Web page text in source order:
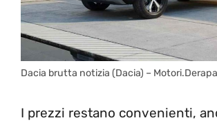
Dacia brutta notizia (Dacia) –
I prezzi restano convenienti,